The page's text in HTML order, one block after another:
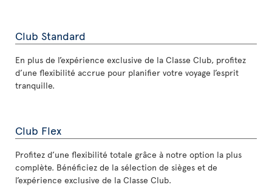
Club Standard
En plus de l’expérience exclusive de la Classe Club, profitez
d’une flexibilité accrue pour planifier votre voyage l’esprit
tranquille.
Club Flex
Profitez d’une flexibilité totale grâce à notre option la plus
complète. Bénéficiez de la sélection de sièges et de
l’expérience exclusive de la Classe Club.